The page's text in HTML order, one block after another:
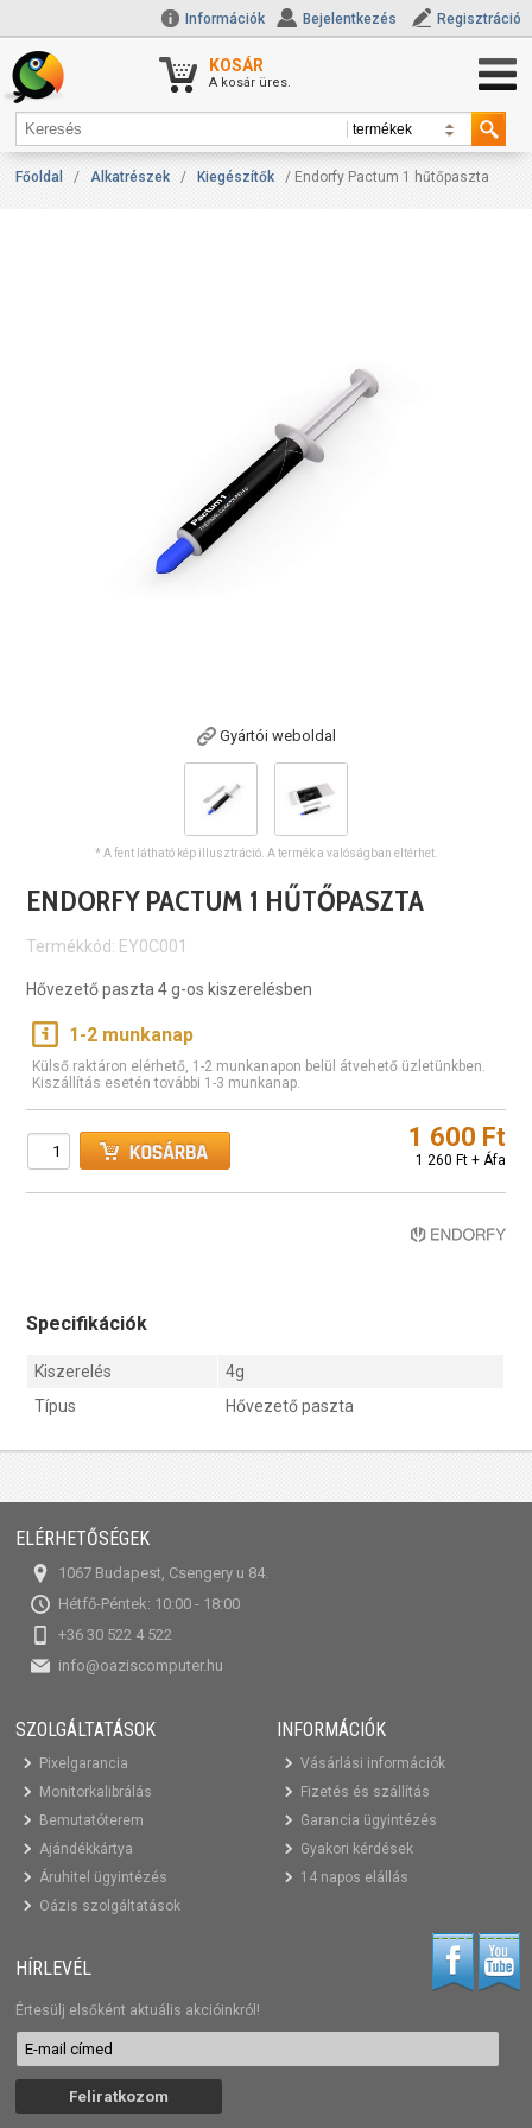
Információk Bejelentkezés Regisztráció
KOSÁR
A kosár üres.
Főoldal / Alkatrészek / Kiegészítők / Endorfy Pactum 1 hűtőpaszta
Gyártói weboldal
* A fent látható kép illusztráció. A termék a valóságban eltérhet.
ENDORFY PACTUM 1 HŰTŐPASZTA
Termékkód: EY0C001
Hővezető paszta 4 g-os kiszerelésben
1-2 munkanap
Külső raktáron elérhető, 1-2 munkanapon belül átvehető üzletünkben.
Kiszállítás esetén további 1-3 munkanap.
1 600 Ft
1 260 Ft + Áfa
Specifikációk
Kiszerelés
4g
Típus
Hővezető paszta
ELÉRHETŐSÉGEK
1067 Budapest, Csengery u 84.
Hétfő-Péntek: 10:00 - 18:00
+36 30 522 4 522
info@oaziscomputer.hu
SZOLGÁLTATÁSOK
Pixelgarancia
Monitorkalibrálás
Bemutatóterem
Ajándékkártya
Áruhitel ügyintézés
Oázis szolgáltatások
INFORMÁCIÓK
Vásárlási információk
Fizetés és szállítás
Garancia ügyintézés
Gyakori kérdések
14 napos elállás
HÍRLEVÉL
Értesülj elsőként aktuális akcióinkról!